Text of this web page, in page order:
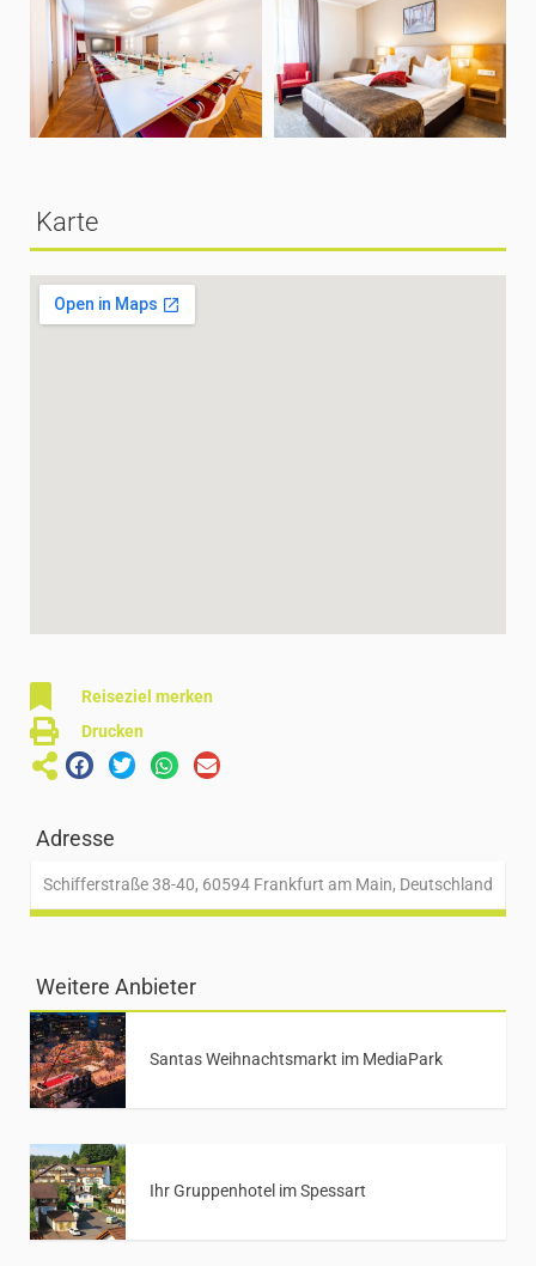
Karte
Reiseziel merken
Drucken
Adresse
Schifferstraße 38-40, 60594 Frankfurt am Main, Deutschland
Weitere Anbieter
Santas Weihnachtsmarkt im MediaPark
Ihr Gruppenhotel im Spessart